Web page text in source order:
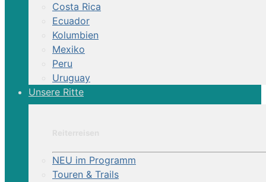
Costa Rica
Ecuador
Kolumbien
Mexiko
Peru
Uruguay
Unsere Ritte
NEU im Programm
Touren & Trails